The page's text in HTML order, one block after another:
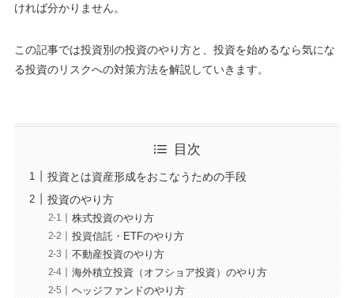
ければ分かりません。
この記事では投資別の投資のやり方と、投資を始めるなら気にな
る投資のリスクへの対策方法を解説していきます。
目次
投資とは資産形成をおこなうための手段
投資のやり方
株式投資のやり方
投資信託・ETFのやり方
不動産投資のやり方
海外積立投資（オフショア投資）のやり方
ヘッジファンドのやり方